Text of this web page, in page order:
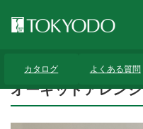
カタログ よくある質問
オーキッドアレンジ